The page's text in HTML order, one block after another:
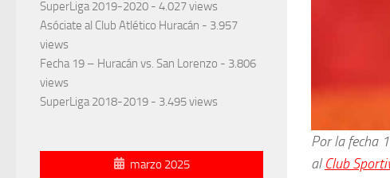
Por la fecha
alClub
SuperLiga 2019-2020 - 4.027 views
Asóciate al Club Atlético Huracán - 3.957
views
Fecha 19 – Huracán vs. San Lorenzo - 3.806
views
SuperLiga 2018-2019 - 3.495 views
marzo 2025